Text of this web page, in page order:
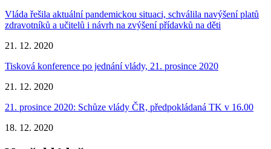
Vláda řešila aktuální pandemickou situaci, schválila navýšení platů
zdravotníků a učitelů i návrh na zvýšení přídavků na děti
21. 12. 2020
Tisková konference po jednání vlády, 21. prosince 2020
21. 12. 2020
21. prosince 2020: Schůze vlády ČR, předpokládaná TK v 16.00
18. 12. 2020